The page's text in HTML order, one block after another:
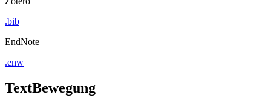
.bib
EndNote
.enw
TextBewegung